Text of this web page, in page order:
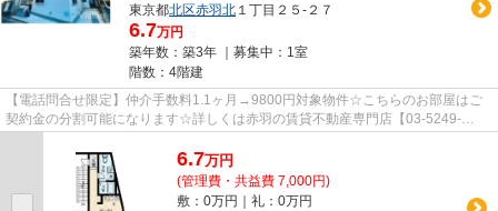
東京都北区赤羽北 １丁目２５-２７
6.7万円
築年数：築3年 ｜募集中： 1室
階数：4階建
【電話問合せ限定】仲介手数料1.1ヶ月→9800円対象物件☆こちらのお部屋はご
契約金の分割可能になります☆詳しくは赤羽の賃貸不動産専門店【03-5249-
4177】VISION赤羽店までご連絡下さい！！
6.7万円
(管理費・共益費 7,000円)
敷：0万円｜礼：0万円